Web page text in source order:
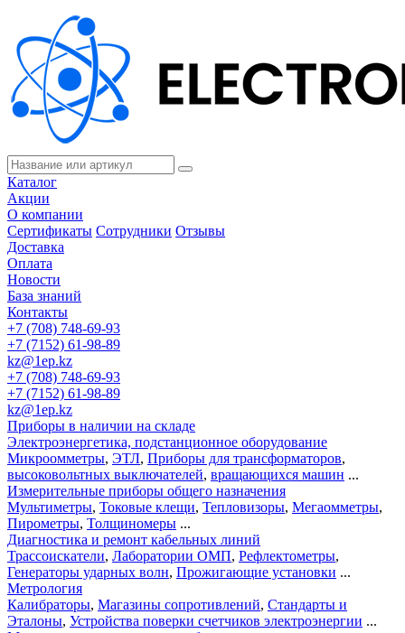
Каталог
Акции
О компании
Сертификаты Сотрудники Отзывы
Доставка
Оплата
Новости
База знаний
Контакты
+7 (708) 748-69-93
+7 (7152) 61-98-89
kz@1ep.kz
+7 (708) 748-69-93
+7 (7152) 61-98-89
kz@1ep.kz
Приборы в наличии на складе
Электроэнергетика, подстанционное оборудование
Микроомметры, ЭТЛ, Приборы для трансформаторов,
высоковольтных выключателей, вращающихся машин ...
Измерительные приборы общего назначения
Мультиметры, Токовые клещи, Тепловизоры, Мегаомметры,
Пирометры, Толщиномеры ...
Диагностика и ремонт кабельных линий
Трассоискатели, Лаборатории ОМП, Рефлектометры,
Генераторы ударных волн, Прожигающие установки ...
Метрология
Калибраторы, Магазины сопротивлений, Стандарты и
Эталоны, Устройства поверки счетчиков электроэнергии ...